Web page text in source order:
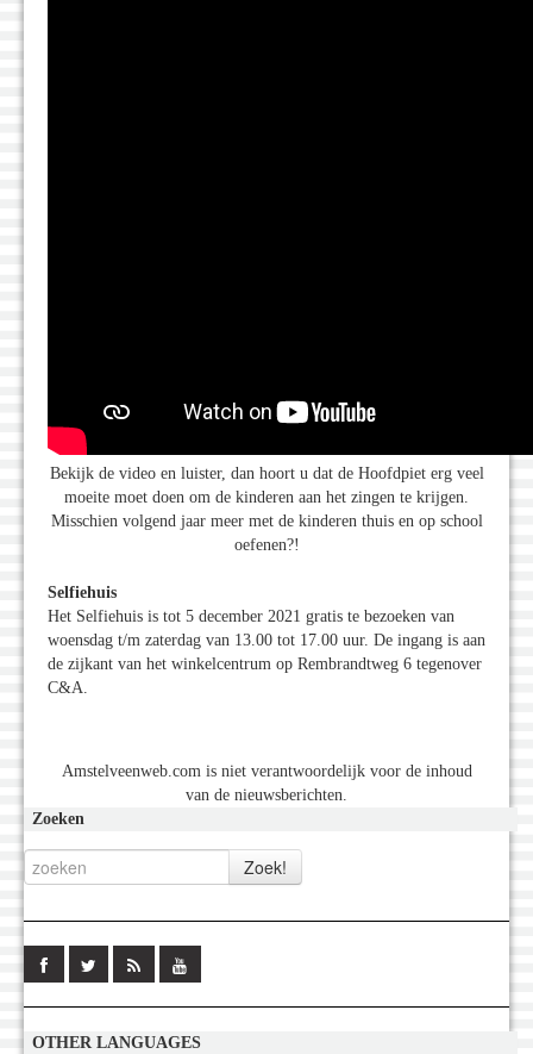
Bekijk de video en luister, dan hoort u dat de Hoofdpiet erg veel
moeite moet doen om de kinderen aan het zingen te krijgen.
Misschien volgend jaar meer met de kinderen thuis en op school
oefenen?!
Selfiehuis
Het Selfiehuis is tot 5 december 2021 gratis te bezoeken van
woensdag t/m zaterdag van 13.00 tot 17.00 uur. De ingang is aan
de zijkant van het winkelcentrum op Rembrandtweg 6 tegenover
C&A.
Amstelveenweb.com is niet verantwoordelijk voor de inhoud
van de nieuwsberichten.
Zoeken
OTHER LANGUAGES